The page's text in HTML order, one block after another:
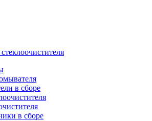
в сборе
в сборе